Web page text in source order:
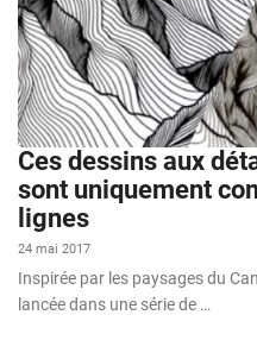
Ces dessins aux
sont uniquement
lignes
24 mai 2017
Inspirée par les paysages du
lancée dans une série de …